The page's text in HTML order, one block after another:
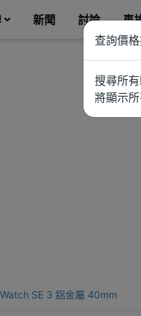
新聞 討論 車
SE 3 鋁金屬 40mm
查詢價
搜尋所
將顯示